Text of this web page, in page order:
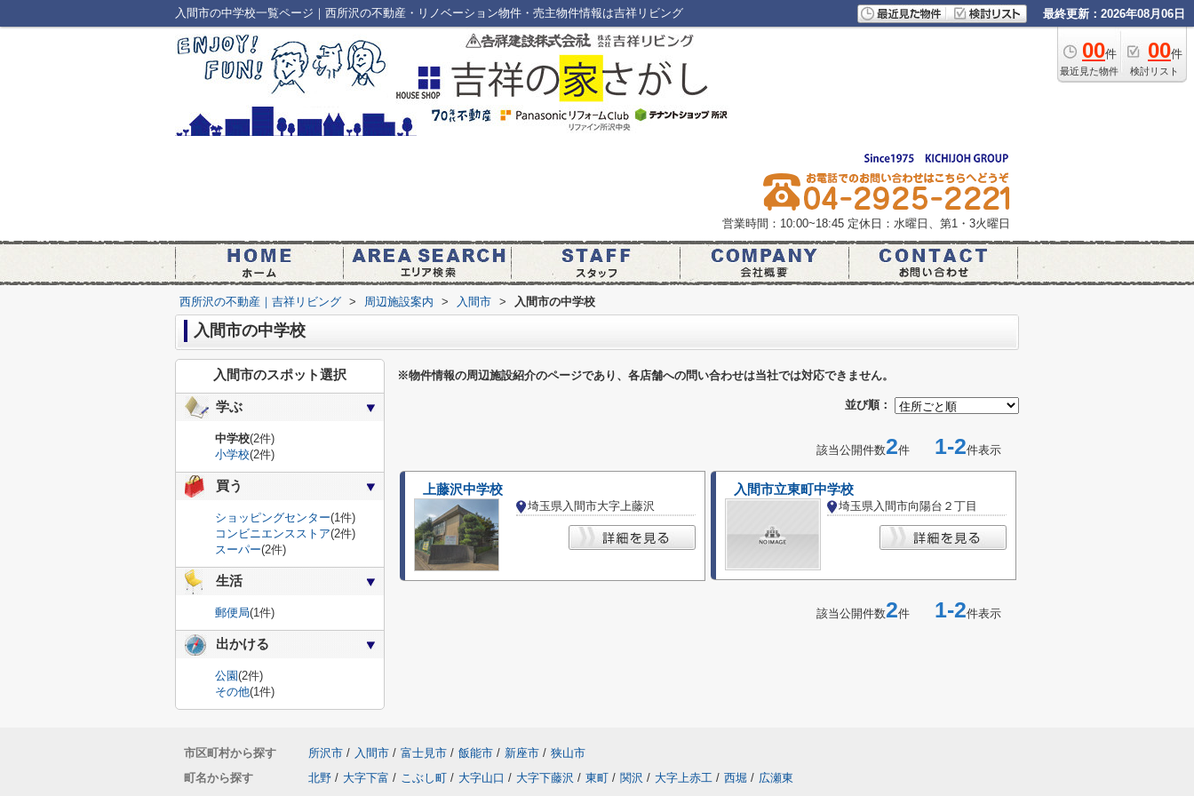
入間市の中学校一覧ページ｜西所沢の不動産・リノベーション物件・売主物件情報は吉祥リビング 最終更新：2026年08月06日
00件
最近見た物件
00件
検討リスト
営業時間：10:00~18:45 定休日：水曜日、第1・3火曜日
西所沢の不動産｜吉祥リビング > 周辺施設案内 > 入間市 > 入間市の中学校
入間市の中学校
※物件情報の周辺施設紹介のページであり、各店舗への問い合わせは当社では対応できません。
並び順：
該当公開件数2件 1-2件表示
上藤沢中学校
埼玉県入間市大字上藤沢
入間市立東町中学校
埼玉県入間市向陽台２丁目
該当公開件数2件 1-2件表示
入間市のスポット選択
学ぶ
中学校(2件)
小学校(2件)
買う
ショッピングセンター(1件)
コンビニエンスストア(2件)
スーパー(2件)
生活
郵便局(1件)
出かける
公園(2件)
その他(1件)
市区町村から探す 所沢市 / 入間市 / 富士見市 / 飯能市 / 新座市 / 狭山市
町名から探す
北野 / 大字下富 / こぶし町 / 大字山口 / 大字下藤沢 / 東町 / 関沢 / 大字上赤工 / 西堀 / 広瀬東